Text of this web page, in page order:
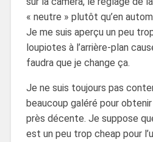
« neutre » plutôt qu’en
Je me suis aperçu un peu
loupiotes à l’arrière-plan
faudra que je change ça.
Je ne suis toujours pas
beaucoup galéré pour
près décente. Je suppose
est un peu trop cheap pour